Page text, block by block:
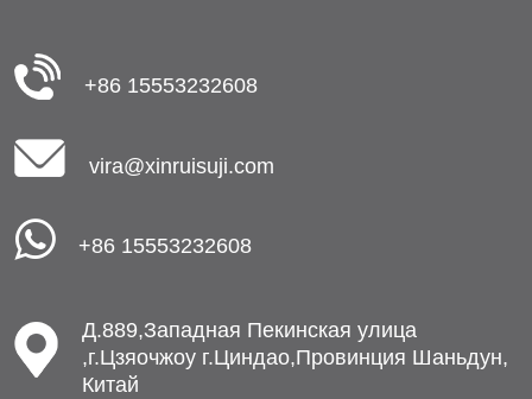
+86 15553232608
vira@xinruisuji.com
+86 15553232608
Д.889,Западная Пекинская улица
,г.Цзяочжоу г.Циндао,Провинция Шаньдун,
Китай